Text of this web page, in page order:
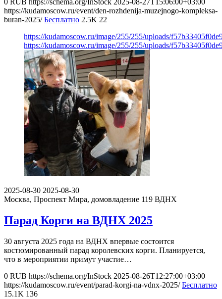
0 RUB https://schema.org/InStock 2025-08-27T15:06:00+03:00
https://kudamoscow.ru/event/den-rozhdenija-muzejnogo-kompleksa-
buran-2025/ Бесплатно 2.5K 22
https://kudamoscow.ru/image/255/255/uploads/
https://kudamoscow.ru/image/255/255/uploads/
2025-08-30 2025-08-30
Москва, Проспект Мира, домовладение 119 ВДНХ
Парад Корги на ВДНХ 2025
30 августа 2025 года на ВДНХ впервые состоится
костюмированный парад королевских корги. Планируется,
что в мероприятии примут участие…
0 RUB https://schema.org/InStock 2025-08-26T12:27:00+03:00
https://kudamoscow.ru/event/parad-korgi-na-vdnx-2025/ Бесплатно
15.1K 136